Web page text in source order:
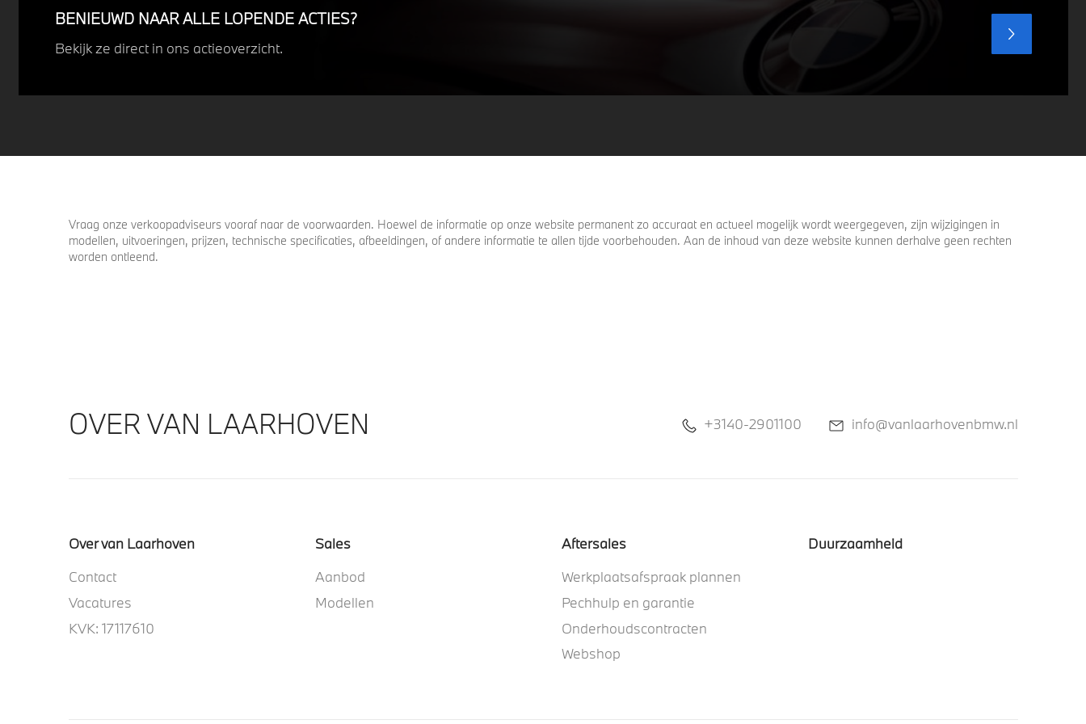
BENIEUWD NAAR ALLE LOPENDE ACTIES?
Bekijk ze direct in ons actieoverzicht.
Vraag onze verkoopadviseurs vooraf naar de voorwaarden. Hoewel de informatie op onze website permanent zo accuraat en actueel mogelijk wordt weergegeven, zijn wijzigingen in
modellen, uitvoeringen, prijzen, technische specificaties, afbeeldingen, of andere informatie te allen tijde voorbehouden. Aan de inhoud van deze website kunnen derhalve geen rechten
worden ontleend.
OVER VAN LAARHOVEN +3140-2901100 info@vanlaarhovenbmw.nl
Over van Laarhoven
Contact
Vacatures
KVK: 17117610
Sales
Aanbod
Modellen
Aftersales
Werkplaatsafspraak plannen
Pechhulp en garantie
Onderhoudscontracten
Webshop
Duurzaamheid